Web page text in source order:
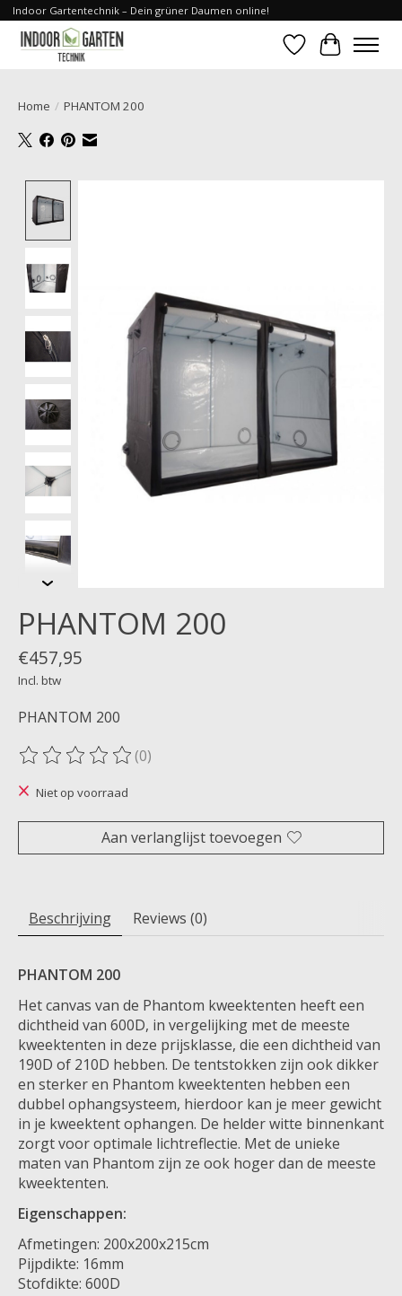
Indoor Gartentechnik – Dein grüner Daumen online!
Verlanglijst
Home / PHANTOM 200
PHANTOM 200
€457,95
Incl. btw
PHANTOM 200
De beoordeling van dit product is
(0)
Niet op voorraad
Aan verlanglijst toevoegen
Beschrijving Reviews (0)
PHANTOM 200
Het canvas van de Phantom kweektenten heeft een
dichtheid van 600D, in vergelijking met de meeste
kweektenten in deze prijsklasse, die een dichtheid van
190D of 210D hebben. De tentstokken zijn ook dikker
en sterker en Phantom kweektenten hebben een
dubbel ophangsysteem, hierdoor kan je meer gewicht
in je kweektent ophangen. De helder witte binnenkant
zorgt voor optimale lichtreflectie. Met de unieke
maten van Phantom zijn ze ook hoger dan de meeste
kweektenten.
Eigenschappen:
Afmetingen: 200x200x215cm
Pijpdikte: 16mm
Stofdikte: 600D